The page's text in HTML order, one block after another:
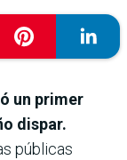
un primer
dispar.
públicas